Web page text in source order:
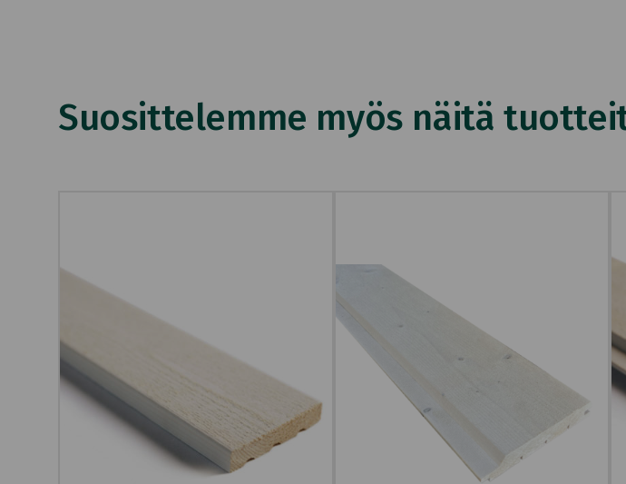
Suosittelemme myös näitä